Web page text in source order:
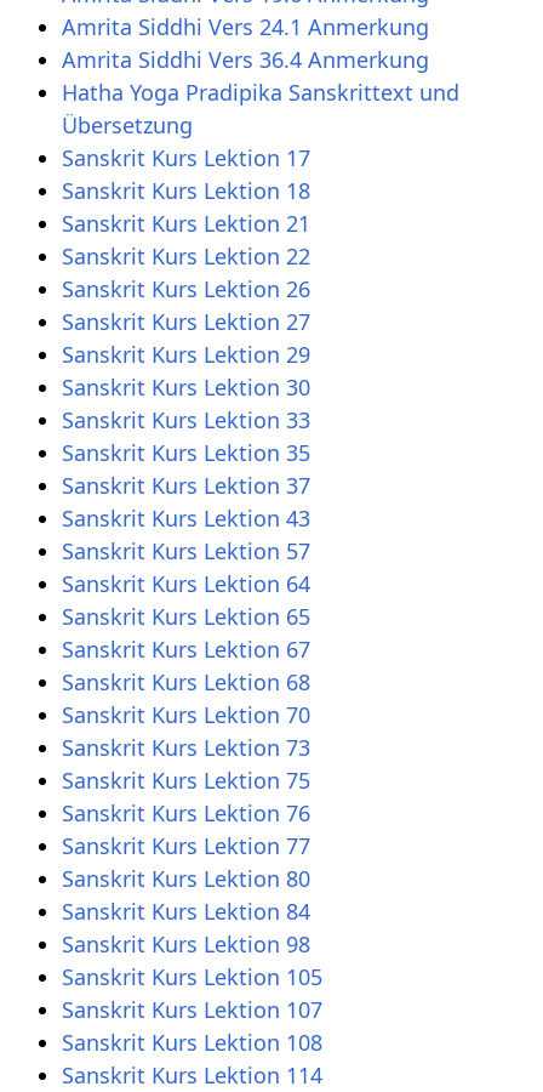
Amrita Siddhi Vers 24.1 Anmerkung
Amrita Siddhi Vers 36.4 Anmerkung
Hatha Yoga Pradipika Sanskrittext und
Übersetzung
Sanskrit Kurs Lektion 17
Sanskrit Kurs Lektion 18
Sanskrit Kurs Lektion 21
Sanskrit Kurs Lektion 22
Sanskrit Kurs Lektion 26
Sanskrit Kurs Lektion 27
Sanskrit Kurs Lektion 29
Sanskrit Kurs Lektion 30
Sanskrit Kurs Lektion 33
Sanskrit Kurs Lektion 35
Sanskrit Kurs Lektion 37
Sanskrit Kurs Lektion 43
Sanskrit Kurs Lektion 57
Sanskrit Kurs Lektion 64
Sanskrit Kurs Lektion 65
Sanskrit Kurs Lektion 67
Sanskrit Kurs Lektion 68
Sanskrit Kurs Lektion 70
Sanskrit Kurs Lektion 73
Sanskrit Kurs Lektion 75
Sanskrit Kurs Lektion 76
Sanskrit Kurs Lektion 77
Sanskrit Kurs Lektion 80
Sanskrit Kurs Lektion 84
Sanskrit Kurs Lektion 98
Sanskrit Kurs Lektion 105
Sanskrit Kurs Lektion 107
Sanskrit Kurs Lektion 108
Sanskrit Kurs Lektion 114